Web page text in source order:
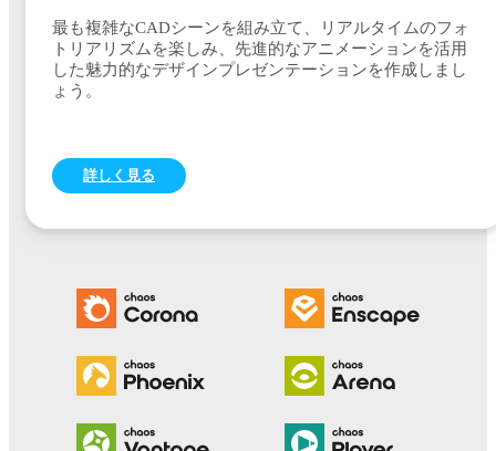
最も複雑なCADシーンを組み立て、リアルタイムのフォ
トリアリズムを楽しみ、先進的なアニメーションを活用
した魅力的なデザインプレゼンテーションを作成しまし
ょう。
詳しく見る